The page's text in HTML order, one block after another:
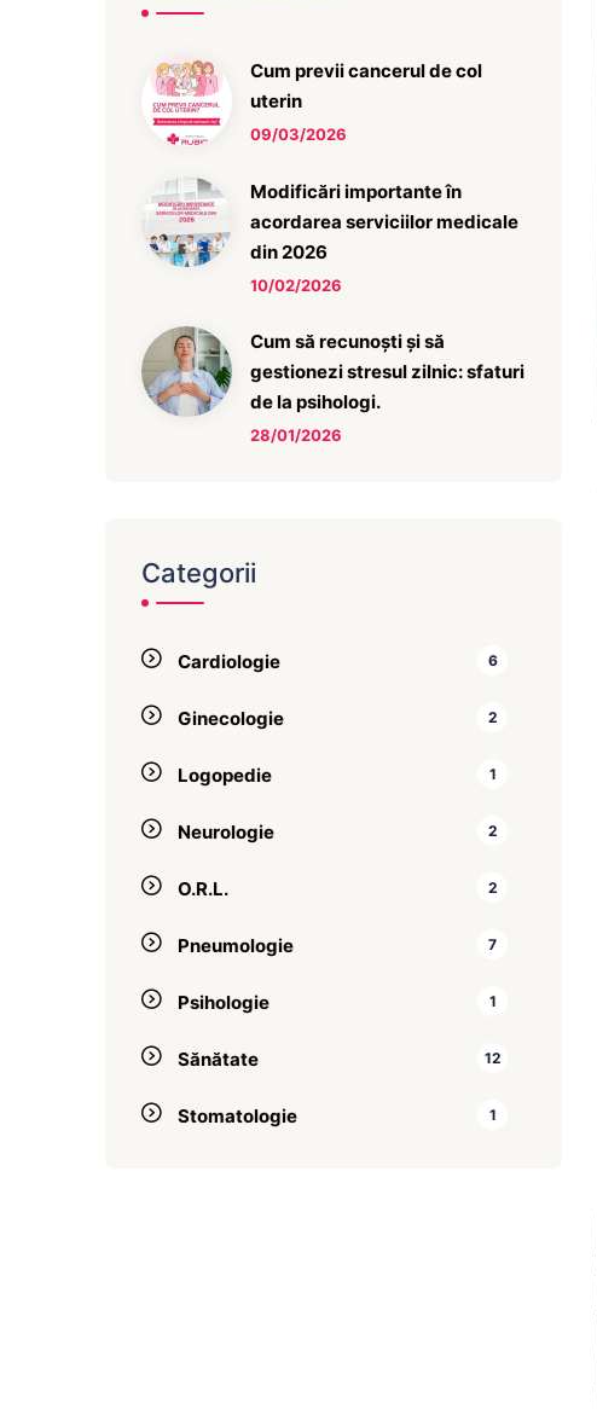
Cum previi cancerul de col
uterin
09/03/2026
Modificări importante în
acordarea serviciilor medicale
din 2026
10/02/2026
Cum să recunoști și să
gestionezi stresul zilnic: sfaturi
de la psihologi.
28/01/2026
Categorii
Cardiologie 6
Ginecologie 2
Logopedie 1
Neurologie 2
O.R.L. 2
Pneumologie 7
Psihologie 1
Sănătate 12
Stomatologie 1